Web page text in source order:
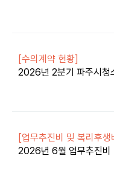
[수의계약 현황]
2026년 2분기 파주시청
[업무추진비 및 복리후생
2026년 6월 업무추진비